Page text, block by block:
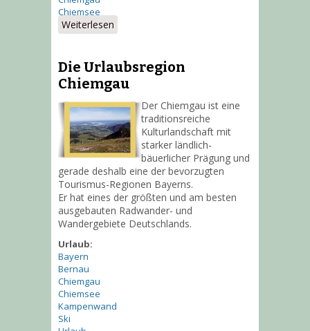
Chiemsee
Weiterlesen
Die Urlaubsregion
Chiemgau
Der Chiemgau ist eine
traditionsreiche
Kulturlandschaft mit
starker ländlich-
bäuerlicher Prägung und
gerade deshalb eine der bevorzugten
Tourismus-Regionen Bayerns.
Er hat eines der größten und am besten
ausgebauten Radwander- und
Wandergebiete Deutschlands.
Urlaub:
Bayern
Bernau
Chiemgau
Chiemsee
Kampenwand
Ski